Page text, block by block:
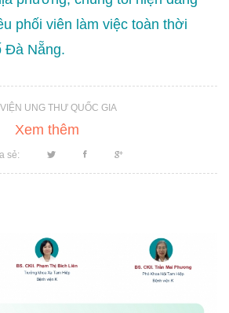
phối viên làm việc toàn thời
Đà Nẵng.
UNG THƯ QUỐC GIA
Xem thêm
sẻ: